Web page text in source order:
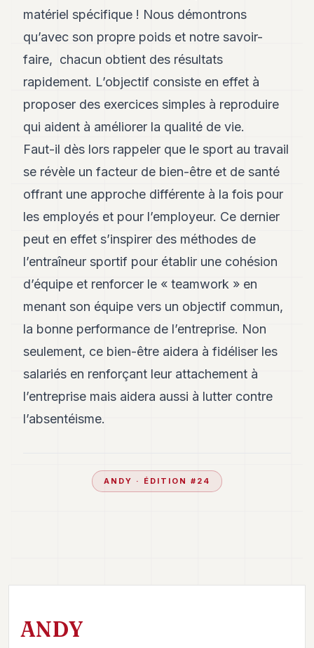
matériel spécifique ! Nous démontrons
qu’avec son propre poids et notre savoir-
faire, chacun obtient des résultats
rapidement. L’objectif consiste en effet à
proposer des exercices simples à reproduire
qui aident à améliorer la qualité de vie.
Faut-il dès lors rappeler que le sport au travail
se révèle un facteur de bien-être et de santé
offrant une approche différente à la fois pour
les employés et pour l’employeur. Ce dernier
peut en effet s’inspirer des méthodes de
l’entraîneur sportif pour établir une cohésion
d’équipe et renforcer le « teamwork » en
menant son équipe vers un objectif commun,
la bonne performance de l’entreprise. Non
seulement, ce bien-être aidera à fidéliser les
salariés en renforçant leur attachement à
l’entreprise mais aidera aussi à lutter contre
l’absentéisme.
ANDY · ÉDITION # 24
ANDY